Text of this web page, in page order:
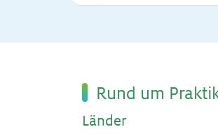
Rund um
Län­der